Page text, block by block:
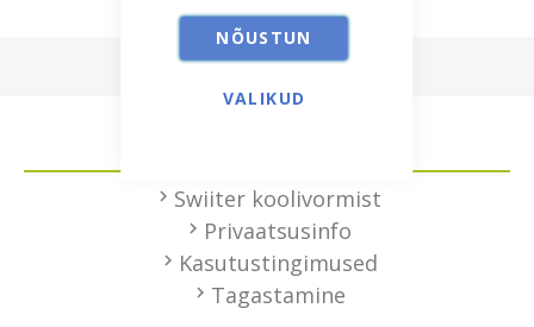
NÕUSTUN
VALIKUD
Swiiter koolivormist
Privaatsusinfo
Kasutustingimused
Tagastamine